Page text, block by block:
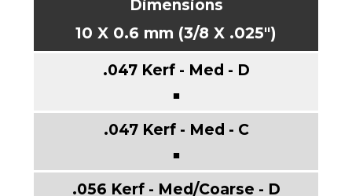
10 X 0.6 mm (3/8 X .025")
■
■